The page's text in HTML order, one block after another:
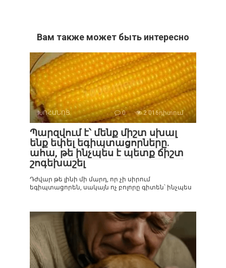
Вам также может быть интересно
ԽՈՀԱՆՈՑ 0 2 016դիտում
Պարզվում է՝ մենք միշտ սխալ
ենք եփել եգիպտացորները.
ահա, թե ինչպես է պետք ճիշտ
շոգեխաշել
Դժվար թե լինի մի մարդ, որ չի սիրում
եգիպտացորեն, սակայն ոչ բոլորը գիտեն՝ ինչպես